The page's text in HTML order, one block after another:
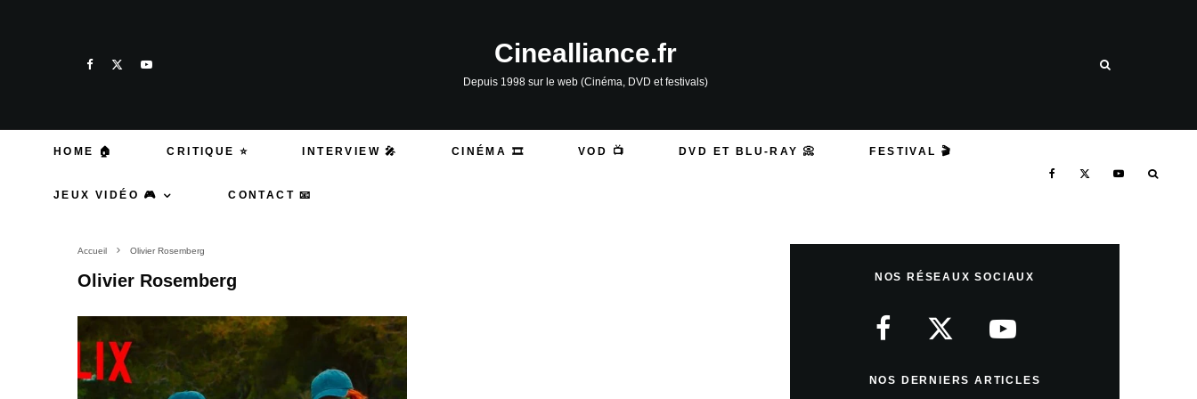
Cinealliance.fr
Depuis 1998 sur le web (Cinéma, DVD et festivals)
HOME 🏠 CRITIQUE ⭐ INTERVIEW 🎤 CINÉMA 🎞️ VOD 📺 DVD ET BLU-RAY 📀 FESTIVAL 🎬
JEUX VIDÉO 🎮 CONTACT 📧
Accueil Olivier Rosemberg
Olivier Rosemberg NOS RÉSEAUX SOCIAUX
NOS DERNIERS ARTICLES